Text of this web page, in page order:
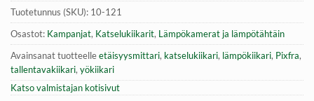
Tuotetunnus (SKU): 10-121
Osastot: Kampanjat, Katselukiikarit, Lämpökamerat ja lämpötähtäin
Avainsanat tuotteelleetäisyysmittari, katselukiikari, lämpökiikari, Pixfra,
tallentavakiikari, yökiikari
Katso valmistajan kotisivut